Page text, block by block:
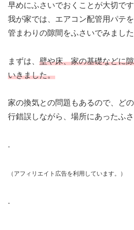
早めにふさいでおくことが大切です
我が家では、エアコン配管用パテ
管まわりの隙間をふさいでみました
まずは、 壁や床、家の基礎などに
いきました。
家の換気との問題もあるので、ど
行錯誤しながら、場所にあったふ
.
（アフィリエイト広告を利用しています。）
.